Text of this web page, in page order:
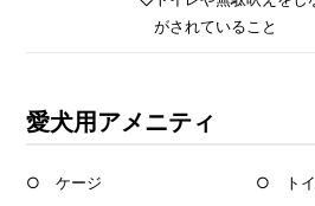
がされていること
愛犬用アメニティ
○ ケージ
○ ト